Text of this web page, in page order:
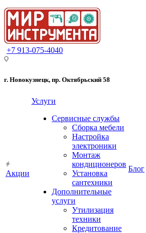
+7 913-075-4040
г. Новокузнецк, пр. Октябрьский 58
Акции
Услуги
Сервисные службы
Сборка мебели
Настройка
электроники
Монтаж
кондиционеров
Установка
сантехники
Дополнительные
услуги
Утилизация
техники
Кредитование
Блог